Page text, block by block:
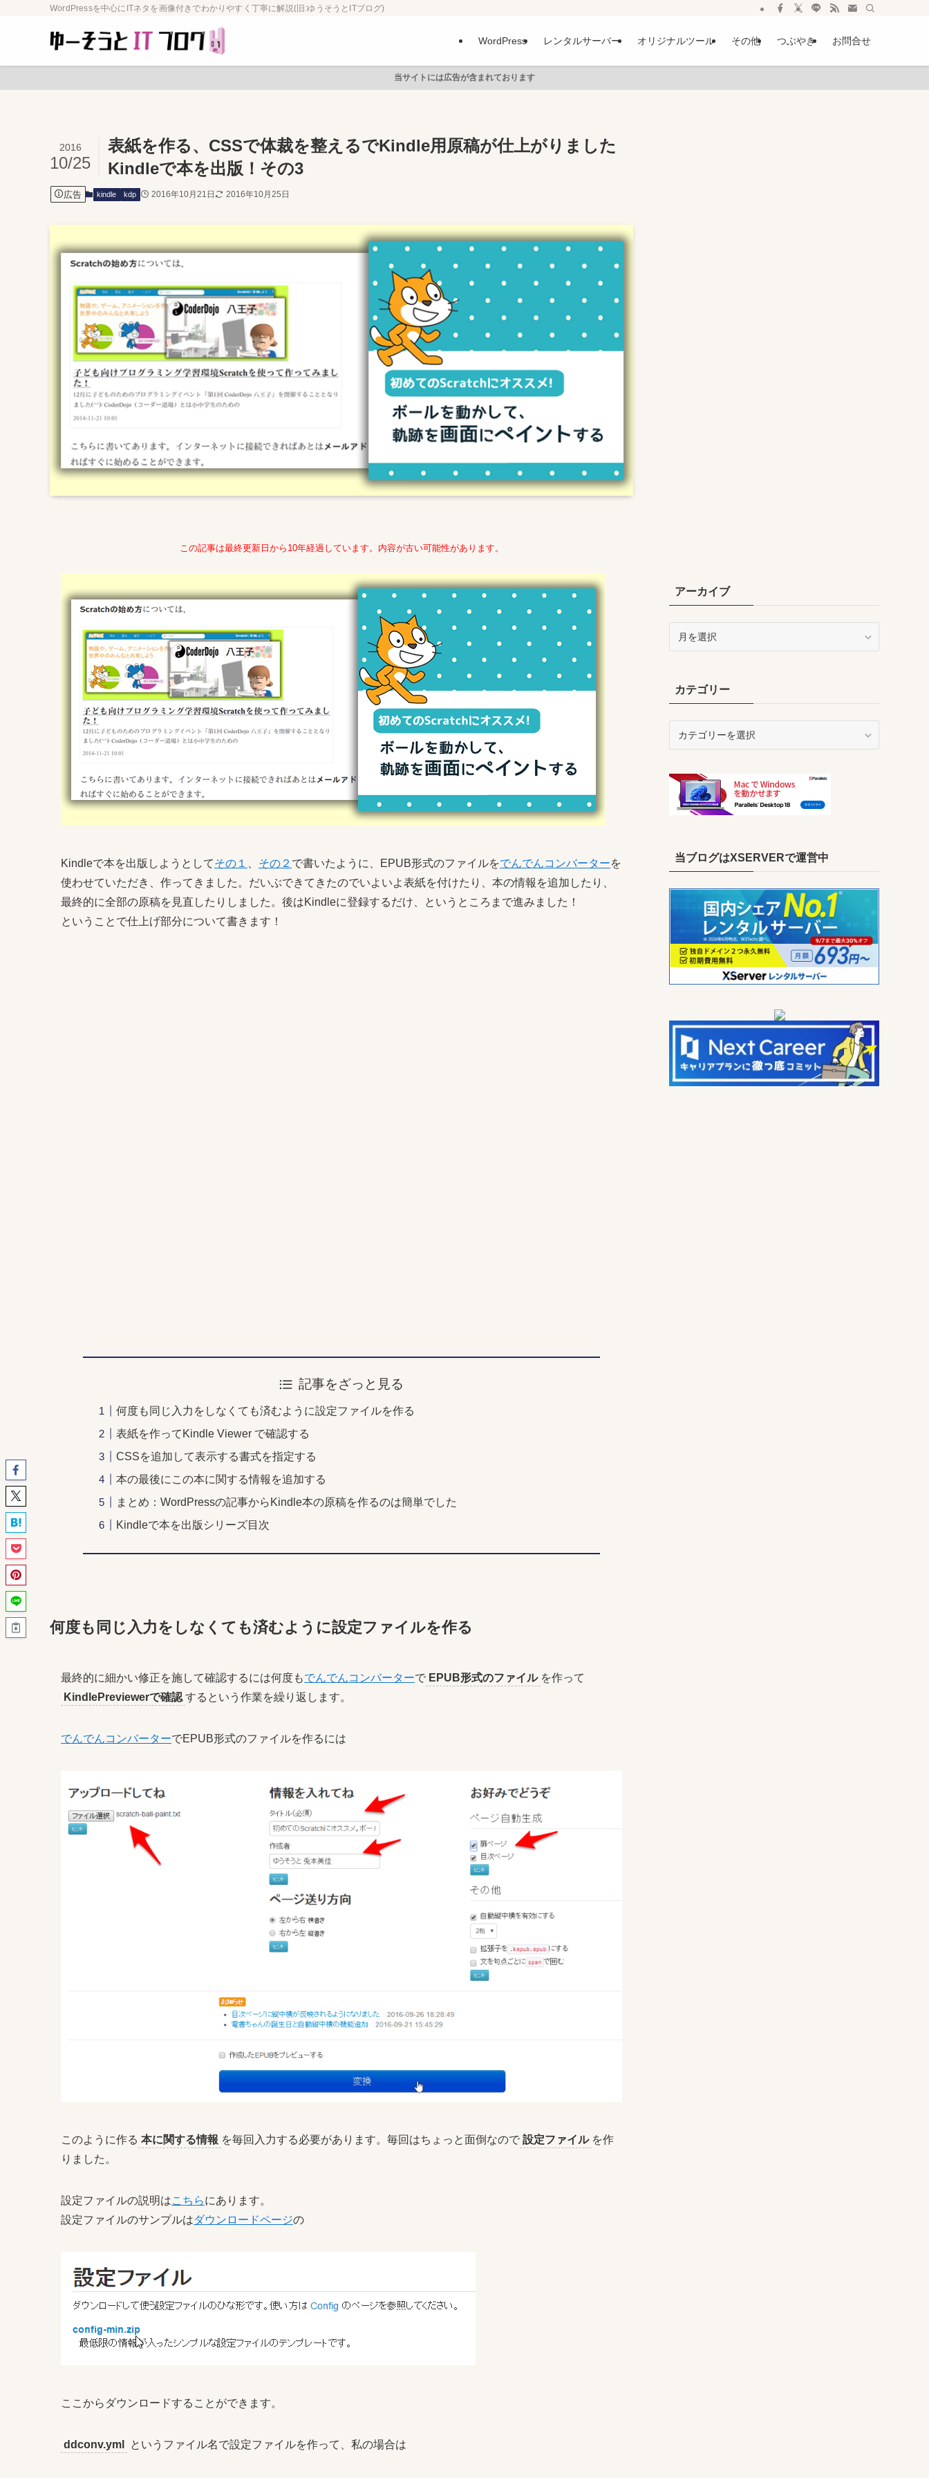
WordPressを中心にITネタを画像付きでわかりやすく丁寧に解説(旧:ゆうそうとITブログ)
WordPress レンタルサーバー オリジナルツール その他 つぶやき お問合せ
当サイトには広告が含まれております
表紙を作る、CSSで体裁を整えるでKindle用原稿が仕上がりました
Kindleで本を出版！その3
2016
10/25
広告 kindle kdp 2016年10月21日 2016年10月25日
この記事は最終更新日から10年経過しています。内容が古い可能性があります。
Kindleで本を出版しようとしてその１ その２ で書いたように、EPUB形式のファイルをでんでんコンバーターを
使わせていただき、作ってきました。だいぶできてきたのでいよいよ表紙を付けたり、本の情報を追加したり、
最終的に全部の原稿を見直したりしました。後はKindleに登録するだけ、というところまで進みました！
ということで仕上げ部分について書きます！
記事をざっと見る
何度も同じ入力をしなくても済むように設定ファイルを作る
表紙を作ってKindle Viewer で確認する
CSSを追加して表示する書式を指定する
本の最後にこの本に関する情報を追加する
まとめ：WordPressの記事からKindle本の原稿を作るのは簡単でした
Kindleで本を出版シリーズ目次
何度も同じ入力をしなくても済むように設定ファイルを作る
最終的に細かい修正を施して確認するには何度もでんでんコンバーターで EPUB形式のファイル を作って
KindlePreviewerで確認 するという作業を繰り返します。
でんでんコンバーターでEPUB形式のファイルを作るには
このように作る 本に関する情報 を毎回入力する必要があります。毎回はちょっと面倒なので 設定ファイル を作
りました。
設定ファイルの説明はこちらにあります。
設定ファイルのサンプルはダウンロードページの
ここからダウンロードすることができます。
ddconv.yml というファイル名で設定ファイルを作って、私の場合は
アーカイブ
ブカテゴリー
リ
当ブログはXSERVERで運営中